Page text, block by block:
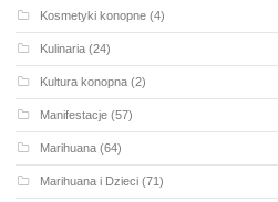
Kosmetyki konopne (4)
Kulinaria (24)
Kultura konopna (2)
Manifestacje (57)
Marihuana (64)
Marihuana i Dzieci (71)